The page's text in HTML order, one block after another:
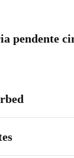
pendente